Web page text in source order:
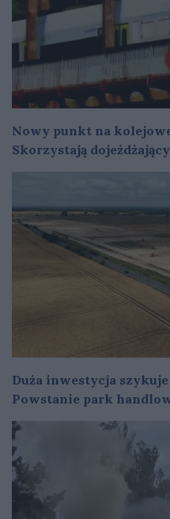
Nowy punkt na
Skorzystają
Duża inwestycja
Powstanie park